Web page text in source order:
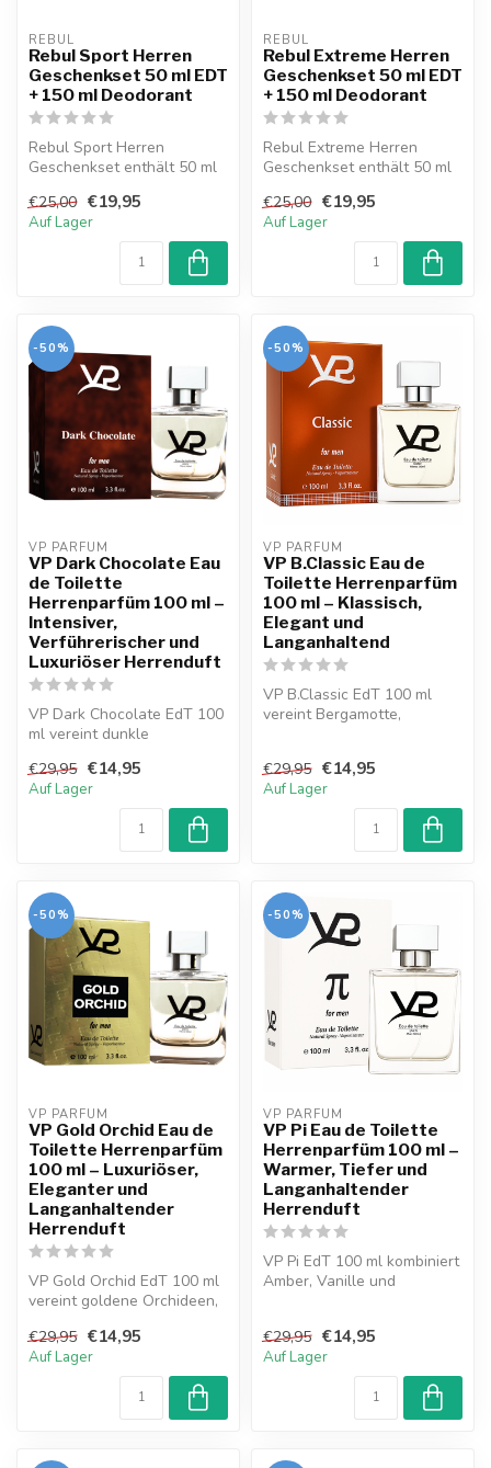
REBUL
Rebul Sport Herren
Geschenkset 50 ml EDT
+ 150 ml Deodorant
Rebul Sport Herren
Geschenkset enthält 50 ml
Deodoran...
€25,00 €19,95
Auf Lager
REBUL
Rebul Extreme Herren
Geschenkset 50 ml EDT
+ 150 ml Deodorant
Rebul Extreme Herren
Geschenkset enthält 50 ml
Deodor...
€25,00 €19,95
Auf Lager
-50%
VP PARFUM
VP Dark Chocolate Eau
de Toilette
Herrenparfüm 100 ml –
Intensiver,
Verführerischer und
Luxuriöser Herrenduft
VP Dark Chocolate EdT 100
ml vereint dunkle
holzige Note...
€29,95 €14,95
Auf Lager
-50%
VP PARFUM
VP B.Classic Eau de
Toilette Herrenparfüm
100 ml – Klassisch,
Elegant und
Langanhaltend
VP B.Classic EdT 100 ml
vereint Bergamotte,
Lavendel und holzige Noten
€29,95 €14,95
Auf Lager
-50%
VP PARFUM
VP Gold Orchid Eau de
Toilette Herrenparfüm
100 ml – Luxuriöser,
Eleganter und
Langanhaltender
Herrenduft
VP Gold Orchid EdT 100 ml
vereint goldene Orchideen,
Amber und Holznoten zu
eine...
€29,95 €14,95
Auf Lager
-50%
VP PARFUM
VP Pi Eau de Toilette
Herrenparfüm 100 ml –
Warmer, Tiefer und
Langanhaltender
Herrenduft
VP Pi EdT 100 ml kombiniert
Amber, Vanille und
€29,95 €14,95
Auf Lager